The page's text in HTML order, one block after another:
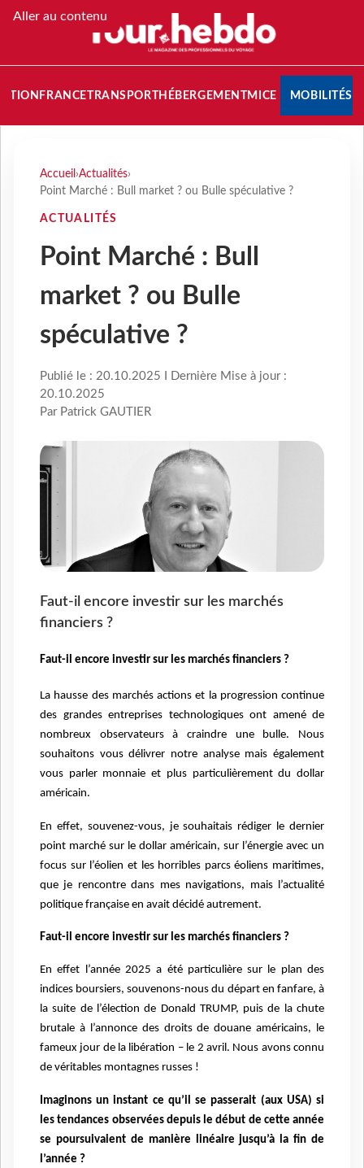
Aller au contenu
FRANCETRANSPORT HÉBERGEMENTMICE MOBILITÉS
Accueil ›Actualités›
Point Marché : Bull market ? ou Bulle spéculative ?
ACTUALITÉS
Point Marché : Bull
market ? ou Bulle
spéculative ?
Publié le : 20.10.2025 I Dernière Mise à jour :
20.10.2025
Par Patrick GAUTIER
Faut-il encore investir sur les marchés
financiers ?
Faut-il encore investir sur les marchés financiers ?
La hausse des marchés actions et la progression continue
des grandes entreprises technologiques ont amené de
nombreux observateurs à craindre une bulle. Nous
souhaitons vous délivrer notre analyse mais également
vous parler monnaie et plus particulièrement du dollar
américain.
En effet, souvenez-vous, je souhaitais rédiger le dernier
point marché sur le dollar américain, sur l’énergie avec un
focus sur l’éolien et les horribles parcs éoliens maritimes,
que je rencontre dans mes navigations, mais l’actualité
politique française en avait décidé autrement.
Faut-il encore investir sur les marchés financiers ?
En effet l’année 2025 a été particulière sur le plan des
indices boursiers, souvenons-nous du départ en fanfare, à
la suite de l’élection de Donald TRUMP, puis de la chute
brutale à l’annonce des droits de douane américains, le
fameux jour de la libération – le 2 avril. Nous avons connu
de véritables montagnes russes !
Imaginons un instant ce qu’il se passerait (aux USA) si
les tendances observées depuis le début de cette année
se poursuivaient de manière linéaire jusqu’à la fin de
l’année ?